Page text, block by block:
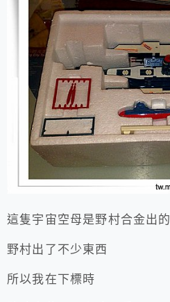
這隻宇宙空母是野村合金出的
野村出了不少東西
所以我在下標時